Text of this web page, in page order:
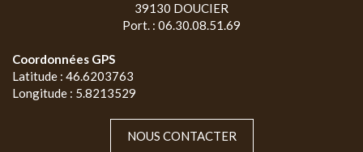
39130 DOUCIER
Port. : 06.30.08.51.69
Coordonnées GPS
Latitude : 46.6203763
Longitude : 5.8213529
NOUS CONTACTER